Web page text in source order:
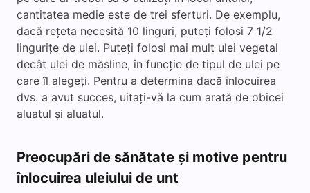
cantitatea medie este de trei sferturi. De exemplu,
dacă rețeta necesită 10 linguri, puteți folosi 7 1/2
lingurițe de ulei. Puteți folosi mai mult ulei vegetal
decât ulei de măsline, în funcție de tipul de ulei pe
care îl alegeți. Pentru a determina dacă înlocuirea
dvs. a avut succes, uitați-vă la cum arată de obicei
aluatul și aluatul.
Preocupări de sănătate și motive pentru
înlocuirea uleiului de unt